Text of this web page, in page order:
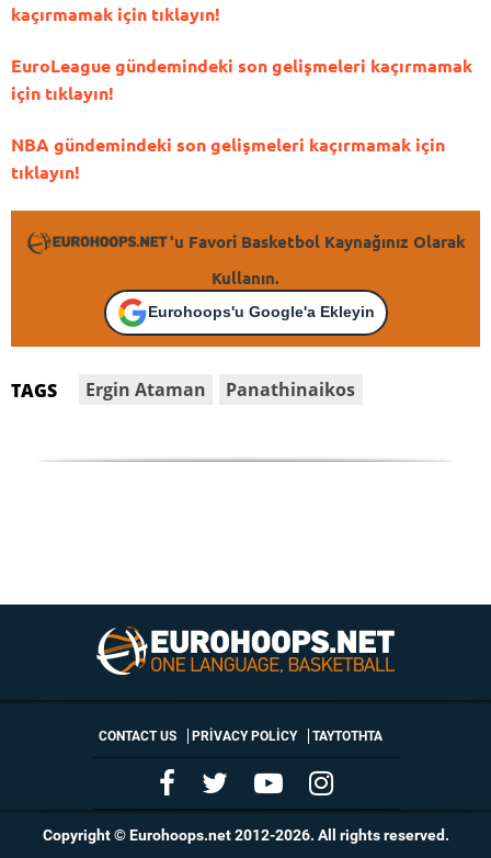
kaçırmamak için tıklayın!
EuroLeague gündemindeki son gelişmeleri kaçırmamak
için tıklayın!
NBA gündemindeki son gelişmeleri kaçırmamak için
tıklayın!
'u Favori Basketbol Kaynağınız Olarak
Kullanın.
Eurohoops'u Google'a Ekleyin
TAGS Ergin Ataman Panathinaikos
CONTACT US PRIVACY POLICY ΤΑΥΤΟΤΗΤΑ
Copyright © Eurohoops.net 2012-2026. All rights reserved.